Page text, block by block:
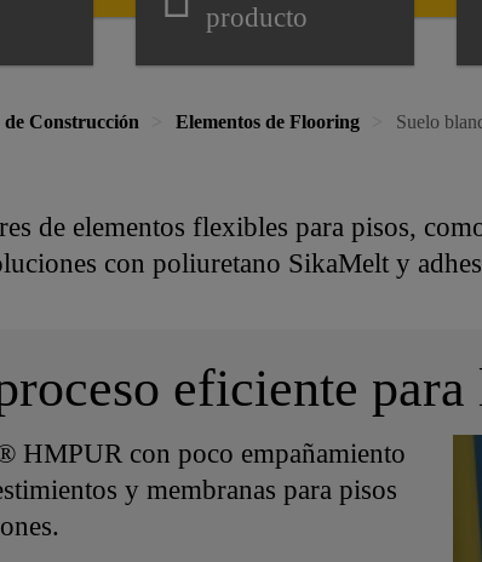
producto
de Construcción Elementos de Flooring Suelo
de elementos flexibles para pisos,
con poliuretano SikaMelt y
eficiente
HMPUR con poco empañamiento
y membranas para pisos